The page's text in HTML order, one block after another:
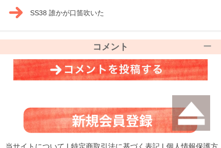
SS38 誰かが口笛吹いた
コメント
当サイトについて | 特定商取引法に基づく表記 | 個人情報保護方